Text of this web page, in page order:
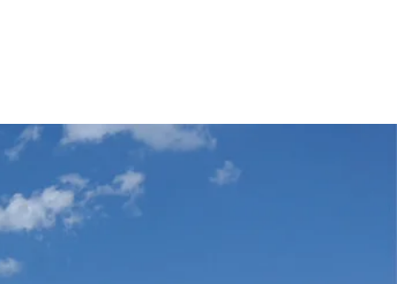
Gastgeber
Gästekarten